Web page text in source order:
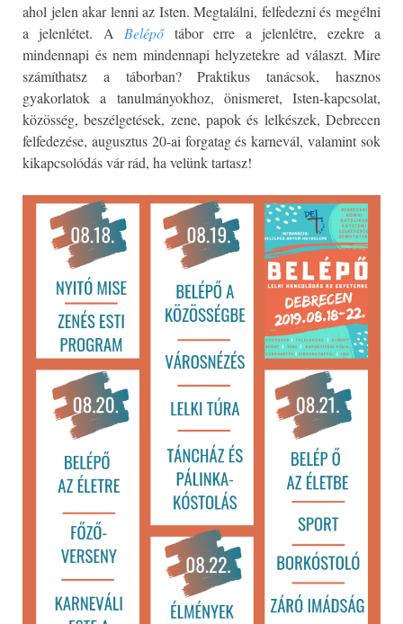
ahol jelen akar lenni az Isten. Megtalálni, felfedezni és megélni
a jelenlétet. A Belépőtábor erre a jelenlétre, ezekre a
mindennapi és nem mindennapi helyzetekre ad választ. Mire
számíthatsz a táborban? Praktikus tanácsok, hasznos
gyakorlatok a tanulmányokhoz, önismeret, Isten-kapcsolat,
közösség, beszélgetések, zene, papok és lelkészek, Debrecen
felfedezése, augusztus 20-ai forgatag és karnevál, valamint sok
kikapcsolódás vár rád, ha velünk tartasz!